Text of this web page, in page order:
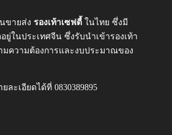
ขายส่ง รองเท้าเซฟตี้ ในไทย ซึ่งมี
ยู่ในประเทศจีน ซึ่งรับนำเข้ารองเท้า
ความต้องการและงบประมาณของ
ะเอียดได้ที่ 0830389895